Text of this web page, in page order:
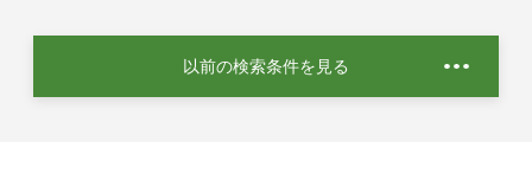
以前の検索条件を見る